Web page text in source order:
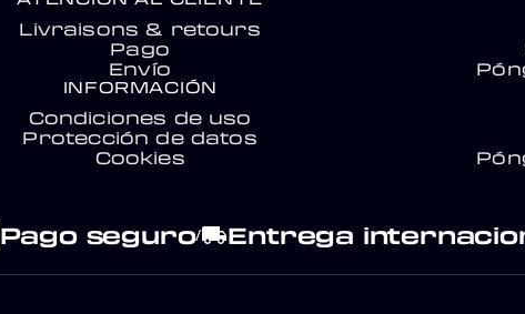
Livraisons & retours
Pago
Envío
INFORMACIÓN
Condiciones de uso
Protección de datos
Cookies
Pago seguro/local_shippingEntrega